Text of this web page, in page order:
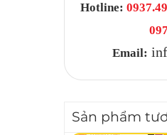
Hotline:
Email:
Sản phẩm